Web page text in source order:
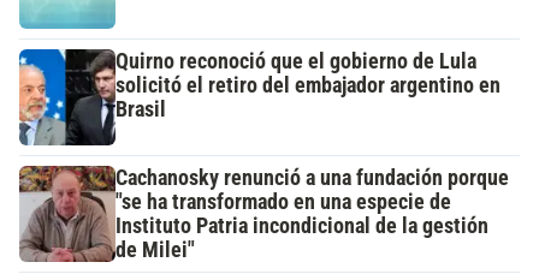
Quirno reconoció que el gobierno de Lula
solicitó el retiro del embajador argentino en
Brasil
Cachanosky renunció a una fundación porque
"se ha transformado en una especie de
Instituto Patria incondicional de la gestión
de Milei"